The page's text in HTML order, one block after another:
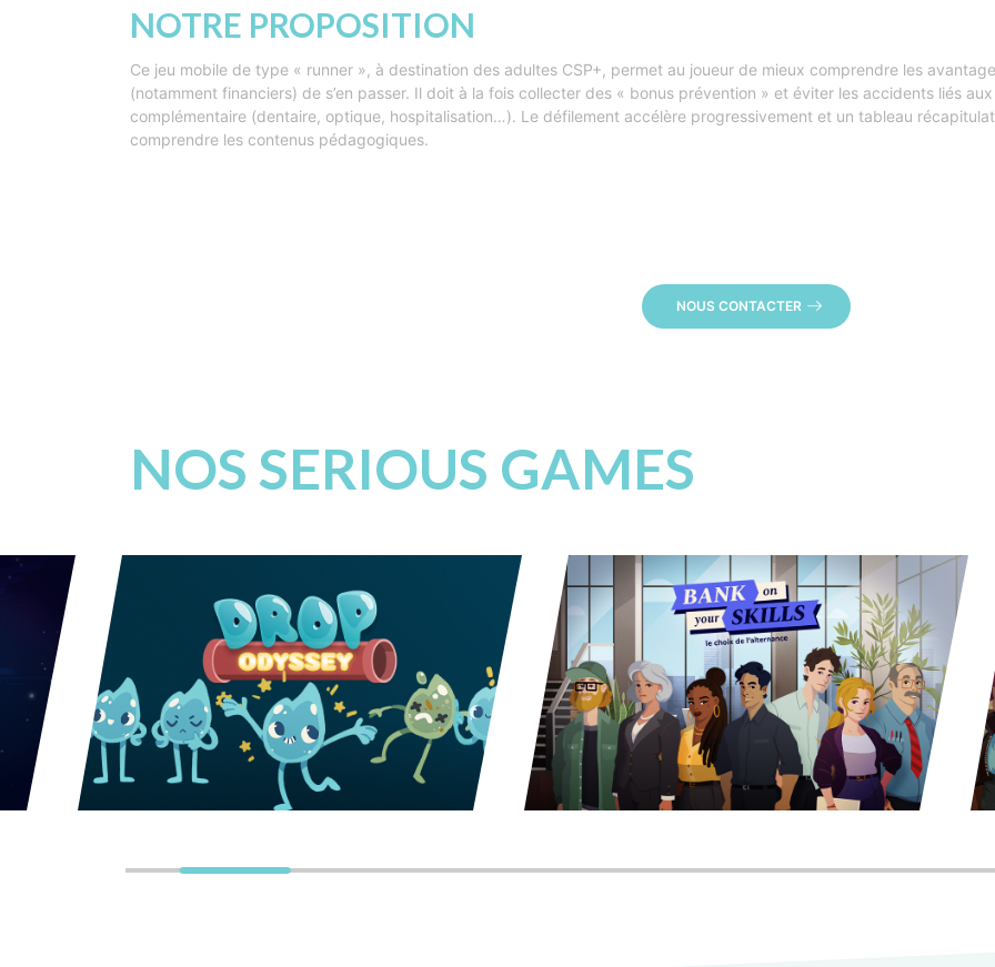
NOTRE PROPOSITION
Ce jeu mobile de type « runner », à destination des adultes CSP+, permet au joueur de mieux comprendre les
(notamment financiers) de s’en passer. Il doit à la fois collecter des « bonus prévention » et éviter les accidents liés
complémentaire (dentaire, optique, hospitalisation…). Le défilement accélère progressivement et un tableau
comprendre les contenus pédagogiques.
NOUS CONTACTER
NOS SERIOUS GAMES